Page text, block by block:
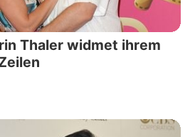
Thaler widmet ihrem